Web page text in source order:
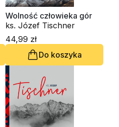
Wolność człowieka gór
ks. Józef Tischner
44,99 zł
Do koszyka